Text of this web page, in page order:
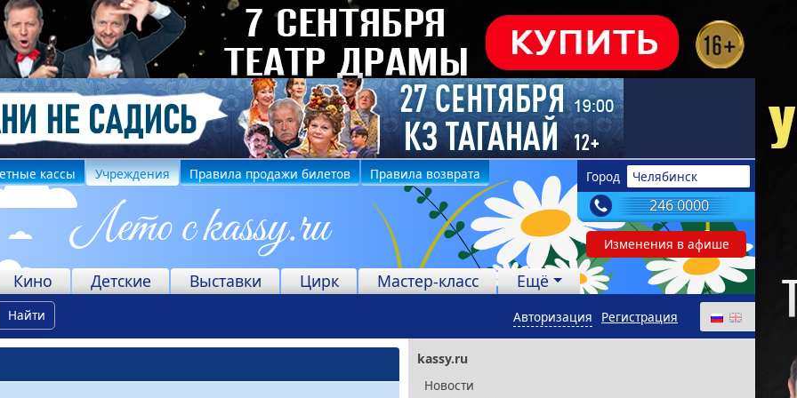
Город Челябинск
246 0000
Изменения в афише
кассы Учреждения Правила продажи билетов Правила возврата
Кино Детские Выставки Цирк Мастер-класс Ещё
Найти Регистрация
Авторизация
kassy.ru
Новости